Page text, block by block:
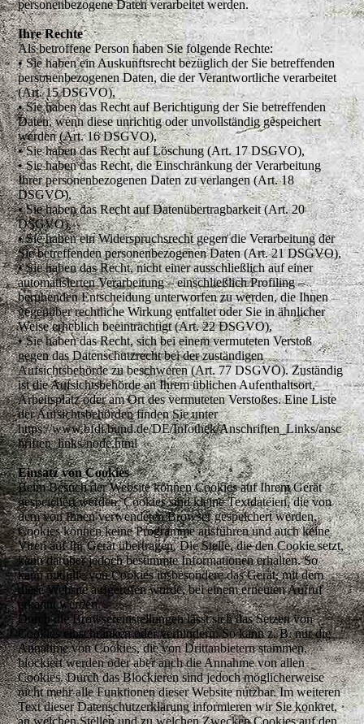
personenbezogene Daten verarbeitet werden.
Ihre Rechte
Als betroffene Person haben Sie folgende Rechte:
• Sie haben ein Auskunftsrecht bezüglich der Sie betreffenden
personenbezogenen Daten, die der Verantwortliche verarbeitet
(Art. 15 DSGVO),
• Sie haben das Recht auf Berichtigung der Sie betreffenden
Daten, wenn diese unrichtig oder unvollständig gespeichert
werden (Art. 16 DSGVO),
• Sie haben das Recht auf Löschung (Art. 17 DSGVO),
• Sie haben das Recht, die Einschränkung der Verarbeitung
Ihrer personenbezogenen Daten zu verlangen (Art. 18
DSGVO),
• Sie haben das Recht auf Datenübertragbarkeit (Art. 20
DSGVO),
• Sie haben ein Widerspruchsrecht gegen die Verarbeitung der
Sie betreffenden personenbezogenen Daten (Art. 21 DSGVO),
• Sie haben das Recht, nicht einer ausschließlich auf einer
automatisierten Verarbeitung – einschließlich Profiling –
beruhenden Entscheidung unterworfen zu werden, die Ihnen
gegenüber rechtliche Wirkung entfaltet oder Sie in ähnlicher
Weise erheblich beeinträchtigt (Art. 22 DSGVO),
• Sie haben das Recht, sich bei einem vermuteten Verstoß
gegen das Datenschutzrecht bei der zuständigen
Aufsichtsbehörde zu beschweren (Art. 77 DSGVO). Zuständig
ist die Aufsichtsbehörde an Ihrem üblichen Aufenthaltsort,
Arbeitsplatz oder am Ort des vermuteten Verstoßes. Eine Liste
der Aufsichtsbehörden finden Sie unter
https://www.bfdi.bund.de/DE/Infothek/Anschriften_Links/ansc
hriften_links-node.html
Einsatz von Cookies
Beim Besuch der Website können Cookies auf Ihrem Gerät
gespeichert werden. Cookies sind kleine Textdateien, die von
dem von Ihnen verwendeten Browser gespeichert werden.
Cookies können keine Programme ausführen und auch keine
Viren auf Ihr Gerät übertragen. Die Stelle, die den Cookie setzt,
kann darüber jedoch bestimmte Informationen erhalten. So
kann mithilfe von Cookies insbesondere das Gerät, mit dem
diese Website aufgerufen wurde, bei einem erneuten Aufruf
erkannt werden.
Durch die Browsereinstellungen lässt sich das Setzen von
Cookies einschränken oder verhindern. So kann z. B. nur die
Annahme von Cookies, die von Drittanbietern stammen,
blockiert werden oder aber auch die Annahme von allen
Cookies. Durch das Blockieren sind jedoch möglicherweise
nicht mehr alle Funktionen dieser Website nutzbar. Im weiteren
Text dieser Datenschutzerklärung informieren wir Sie konkret,
an welchen Stellen und zu welchen Zwecken Cookies auf den